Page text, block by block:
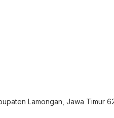
Lamongan, Jawa Timur